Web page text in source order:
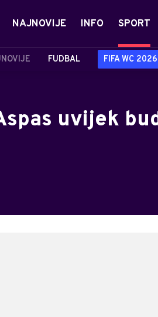
NAJNOVIJE INFO SPORT
FUDBAL FIFA WC 2026
uvijek